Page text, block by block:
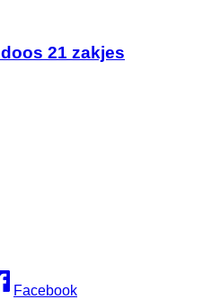
21 zakjes
Facebook